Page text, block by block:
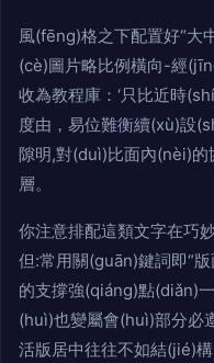
風(fēng)格之下配置好“大
(cè)圖片略比例橫向-經
收為教程庫：‘只比近時
度由，易位難衡續(xù)設
隙明,對(duì)比面內(nèi)
層。
你注意排配這類文字在巧
但:常用關(guān)鍵詞即“
的支撐強(qiáng)點(diǎn)
(huì)也變屬會(huì)部分必
活版居中往往不如結(jié)